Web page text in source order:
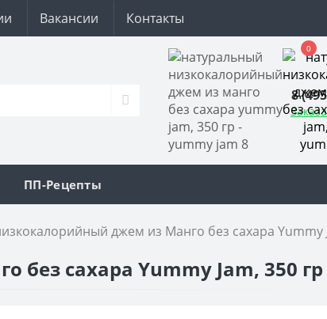
Вакансии Контакты
8
0
ПП-Рецепты
джем из Манго без сахара Yummy
сахара Yummy Jam, 350 гр